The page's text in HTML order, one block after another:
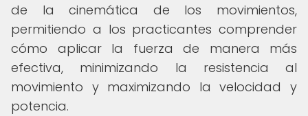
de la cinemática de los movimientos,
permitiendo a los practicantes comprender
cómo aplicar la fuerza de manera más
efectiva, minimizando la resistencia al
movimiento y maximizando la velocidad y
potencia.